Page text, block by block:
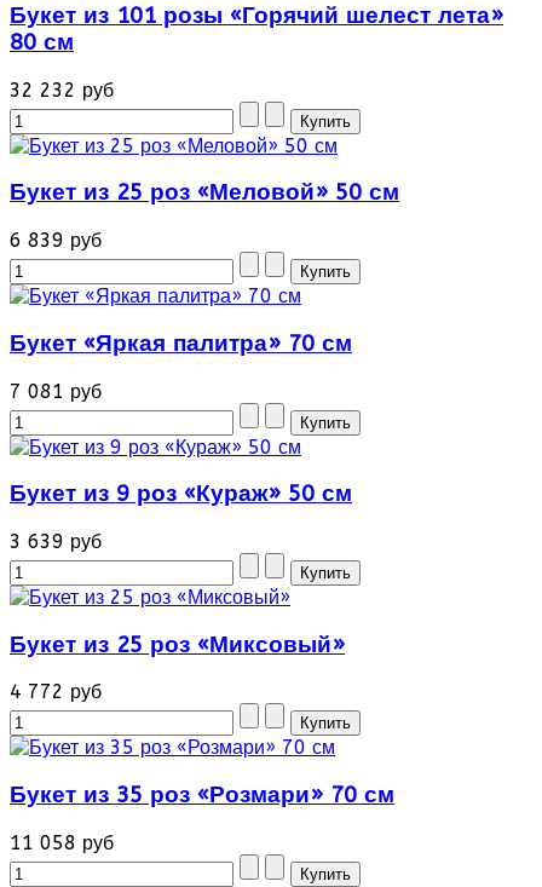
Букет из 101 розы «Горячий шелест лета»
80 см
32 232 руб
Букет из 25 роз «Меловой» 50 см
6 839 руб
Букет «Яркая палитра» 70 см
7 081 руб
Букет из 9 роз «Кураж» 50 см
3 639 руб
Букет из 25 роз «Миксовый»
4 772 руб
Букет из 35 роз «Розмари» 70 см
11 058 руб